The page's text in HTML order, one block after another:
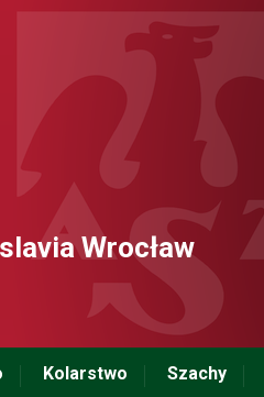
Wrocław
Kolarstwo Szachy